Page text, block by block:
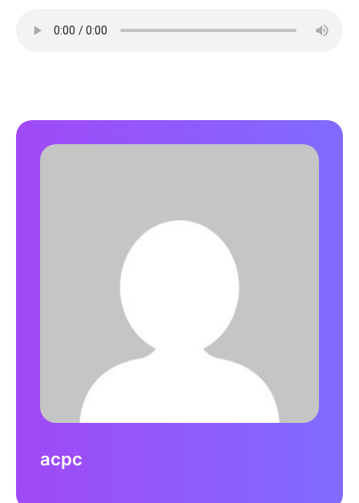
acpc